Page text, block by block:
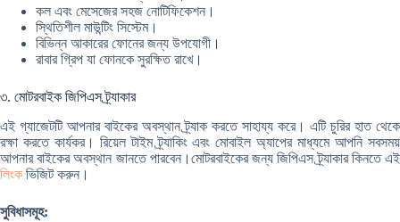
কল এবং মেসেজের সহজ নোটিফিকেশন।
স্থিতিশীল মাউন্টিং সিস্টেম।
বিভিন্ন আকারের ফোনের জন্য উপযোগী।
রাবার গ্রিপ যা ফোনকে সুরক্ষিত রাখে।
৩. মোটরবাইক জিপিএস ট্র্যাকার
এই গ্যাজেটটি আপনার বাইকের অবস্থান ট্র্যাক করতে সাহায্য করে। এটি চুরির হাত থেকে
রক্ষা করতে কার্যকর। রিয়েল টাইম ট্র্যাকিং এবং মোবাইল অ্যাপের মাধ্যমে আপনি সবসময়
আপনার বাইকের অবস্থান জানতে পারবেন।মোটরবাইকের জন্য জিপিএস ট্র্যাকার কিনতে এই
লিংক ভিজিট করুন।
সুবিধাসমূহ: